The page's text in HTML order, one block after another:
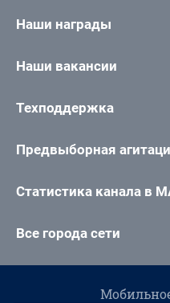
Наши награды
Наши вакансии
Техподдержка
Предвыборная
Статистика канала в
Все города сети